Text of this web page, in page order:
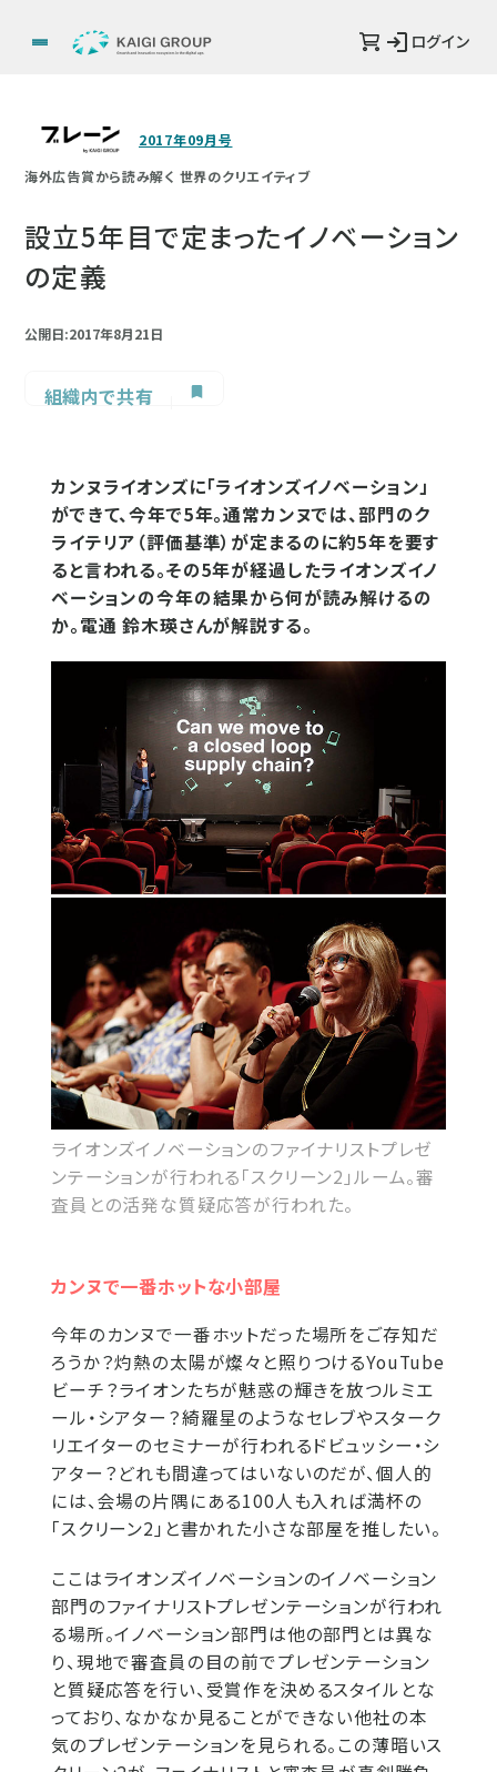
ログイン
2017年09月号
海外広告賞から読み解く 世界のクリエイティブ
設立5年目で定まったイノベーション
の定義
公開日:2017年8月21日
組織内で共有
カンヌライオンズに「ライオンズイノベーション」
ができて、今年で5年。通常カンヌでは、部門のク
ライテリア（評価基準）が定まるのに約5年を要す
ると言われる。その5年が経過したライオンズイノ
ベーションの今年の結果から何が読み解けるの
か。電通 鈴木瑛さんが解説する。
ライオンズイノベーションのファイナリストプレゼ
ンテーションが行われる「スクリーン2」ルーム。審
査員との活発な質疑応答が行われた。
カンヌで一番ホットな小部屋
今年のカンヌで一番ホットだった場所をご存知だ
ろうか？灼熱の太陽が燦々と照りつけるYouTube
ビーチ？ライオンたちが魅惑の輝きを放つルミエ
ール・シアター？綺羅星のようなセレブやスターク
リエイターのセミナーが行われるドビュッシー・シ
アター？どれも間違ってはいないのだが、個人的
には、会場の片隅にある100人も入れば満杯の
「スクリーン2」と書かれた小さな部屋を推したい。
ここはライオンズイノベーションのイノベーション
部門のファイナリストプレゼンテーションが行われ
る場所。イノベーション部門は他の部門とは異な
り、現地で審査員の目の前でプレゼンテーション
と質疑応答を行い、受賞作を決めるスタイルとな
っており、なかなか見ることができない他社の本
気のプレゼンテーションを見られる。この薄暗いス